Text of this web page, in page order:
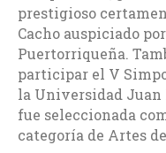
prestigioso
Cacho auspiciado
Puertorriqueña.
participar el V
la Universidad Juan
fue seleccionada
categoría de Artes